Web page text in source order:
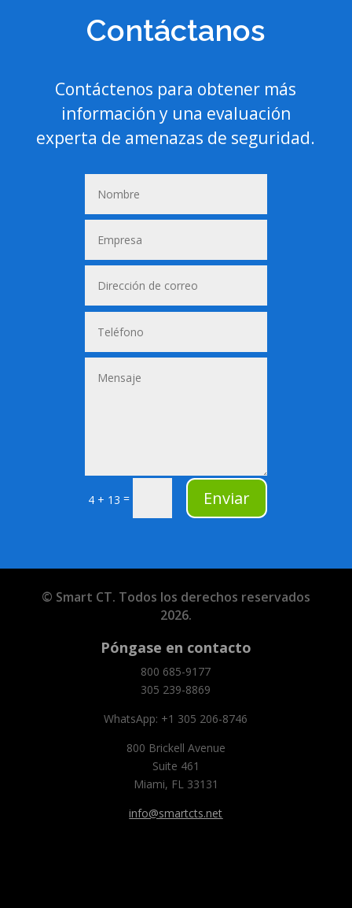
Contáctanos
Contáctenos para obtener más
información y una evaluación
experta de amenazas de seguridad.
4 + 13 = Enviar
© Smart CT. Todos los derechos reservados
2026.
Póngase en contacto
800 685-9177
305 239-8869
WhatsApp: +1 305 206-8746
800 Brickell Avenue
Suite 461
Miami, FL 33131
info@smartcts.net